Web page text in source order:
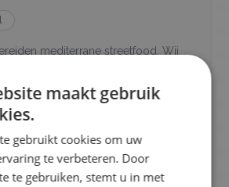
mediterrane streetfood. Wij
🧆Snacks 🍢Tapas 🍔Hamburgers
Vlees +10meer
maakt gebruik
gebruikt cookies om uw
te verbeteren. Door
te gebruiken, stemt u in met